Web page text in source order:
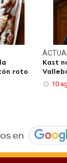
roto
Kast
10